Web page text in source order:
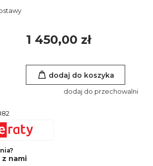
1 450,00 zł
dodaj do koszyka
dodaj do przechowalni
nami